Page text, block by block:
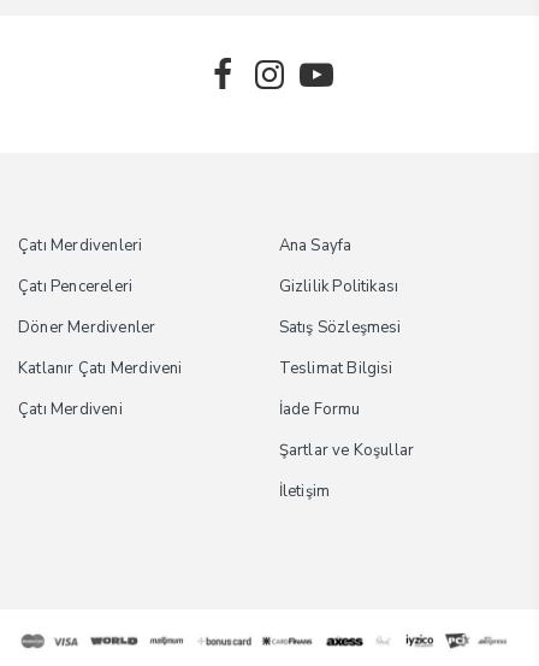
Çatı Merdivenleri
Çatı Pencereleri
Döner Merdivenler
Katlanır Çatı Merdiveni
Çatı Merdiveni
Ana Sayfa
Gizlilik Politikası
Satış Sözleşmesi
Teslimat Bilgisi
İade Formu
Şartlar ve Koşullar
İletişim